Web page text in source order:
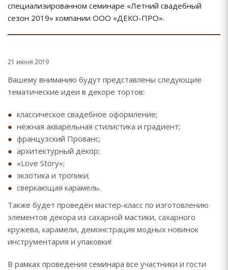
специализированном семинаре «Летний свадебный
сезон 2019» компании ООО «ДЕКО-ПРО».
21 июня 2019
Вашему вниманию будут представлены следующие
тематические идеи в декоре тортов:
классическое свадебное оформление;
нежная акварельная стилистика и градиент;
французский Прованс;
архитектурный декор;
«Love Story»;
экзотика и тропики;
сверкающая карамель.
Также будет проведён мастер-класс по изготовлению
элементов декора из сахарной мастики, сахарного
кружева, карамели, демонстрация модных новинок
инструментария и упаковки!
В рамках проведения семинара все участники и гости